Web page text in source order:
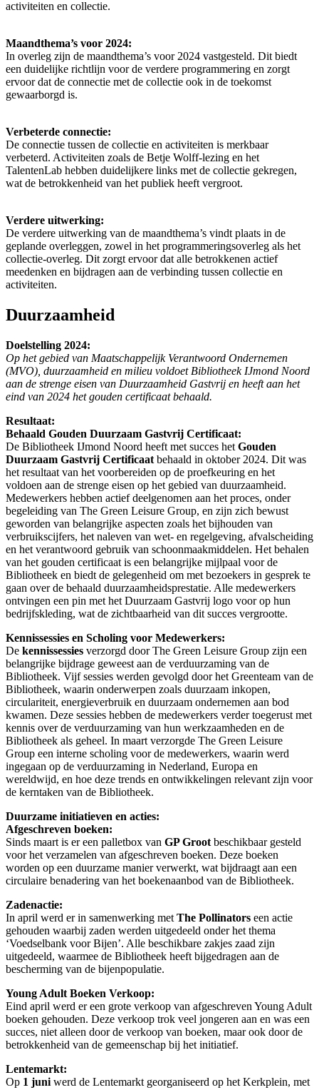
activiteiten en collectie.
Maandthema’s voor 2024:
In overleg zijn de maandthema’s voor 2024 vastgesteld. Dit biedt
een duidelijke richtlijn voor de verdere programmering en zorgt
ervoor dat de connectie met de collectie ook in de toekomst
gewaarborgd is.
Verbeterde connectie:
De connectie tussen de collectie en activiteiten is merkbaar
verbeterd. Activiteiten zoals de Betje Wolff-lezing en het
TalentenLab hebben duidelijkere links met de collectie gekregen,
wat de betrokkenheid van het publiek heeft vergroot.
Verdere uitwerking:
De verdere uitwerking van de maandthema’s vindt plaats in de
geplande overleggen, zowel in het programmeringsoverleg als het
collectie-overleg. Dit zorgt ervoor dat alle betrokkenen actief
meedenken en bijdragen aan de verbinding tussen collectie en
activiteiten.
Duurzaamheid
Doelstelling 2024:
Op het gebied van Maatschappelijk Verantwoord Ondernemen
(MVO), duurzaamheid en milieu voldoet Bibliotheek IJmond Noord
aan de strenge eisen van Duurzaamheid Gastvrij en heeft aan het
eind van 2024 het gouden certificaat behaald.
Resultaat:
Behaald Gouden Duurzaam Gastvrij Certificaat:
De Bibliotheek IJmond Noord heeft met succes het Gouden
Duurzaam Gastvrij Certificaat behaald in oktober 2024. Dit was
het resultaat van het voorbereiden op de proefkeuring en het
voldoen aan de strenge eisen op het gebied van duurzaamheid.
Medewerkers hebben actief deelgenomen aan het proces, onder
begeleiding van The Green Leisure Group, en zijn zich bewust
geworden van belangrijke aspecten zoals het bijhouden van
verbruikscijfers, het naleven van wet- en regelgeving, afvalscheiding
en het verantwoord gebruik van schoonmaakmiddelen. Het behalen
van het gouden certificaat is een belangrijke mijlpaal voor de
Bibliotheek en biedt de gelegenheid om met bezoekers in gesprek te
gaan over de behaald duurzaamheidsprestatie. Alle medewerkers
ontvingen een pin met het Duurzaam Gastvrij logo voor op hun
bedrijfskleding, wat de zichtbaarheid van dit succes vergrootte.
Kennissessies en Scholing voor Medewerkers:
De kennissessies verzorgd door The Green Leisure Group zijn een
belangrijke bijdrage geweest aan de verduurzaming van de
Bibliotheek. Vijf sessies werden gevolgd door het Greenteam van de
Bibliotheek, waarin onderwerpen zoals duurzaam inkopen,
circulariteit, energieverbruik en duurzaam ondernemen aan bod
kwamen. Deze sessies hebben de medewerkers verder toegerust met
kennis over de verduurzaming van hun werkzaamheden en de
Bibliotheek als geheel. In maart verzorgde The Green Leisure
Group een interne scholing voor de medewerkers, waarin werd
ingegaan op de verduurzaming in Nederland, Europa en
wereldwijd, en hoe deze trends en ontwikkelingen relevant zijn voor
de kerntaken van de Bibliotheek.
Duurzame initiatieven en acties:
Afgeschreven boeken:
Sinds maart is er een palletbox van GP Groot beschikbaar gesteld
voor het verzamelen van afgeschreven boeken. Deze boeken
worden op een duurzame manier verwerkt, wat bijdraagt aan een
circulaire benadering van het boekenaanbod van de Bibliotheek.
Zadenactie:
In april werd er in samenwerking met The Pollinators een actie
gehouden waarbij zaden werden uitgedeeld onder het thema
‘Voedselbank voor Bijen’. Alle beschikbare zakjes zaad zijn
uitgedeeld, waarmee de Bibliotheek heeft bijgedragen aan de
bescherming van de bijenpopulatie.
Young Adult Boeken Verkoop:
Eind april werd er een grote verkoop van afgeschreven Young Adult
boeken gehouden. Deze verkoop trok veel jongeren aan en was een
succes, niet alleen door de verkoop van boeken, maar ook door de
betrokkenheid van de gemeenschap bij het initiatief.
Lentemarkt:
Op 1 juni werd de Lentemarkt georganiseerd op het Kerkplein, met